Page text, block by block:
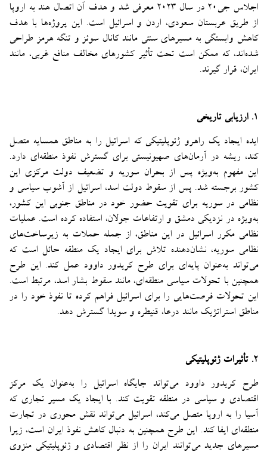
اجلاس جی۲۰ در سال ۲۰۲۳ معرفی شد و هدف آن اتصال هند به اروپا
از طریق عربستان سعودی، اردن و اسرائیل است. این پروژه‌ها با هدف
کاهش وابستگی به مسیرهای سنتی مانند کانال سوئز و تنگه هرمز طراحی
شده‌اند، که ممکن است تحت تأثیر کشورهای مخالف منافع غربی، مانند
ایران، قرار گیرند.
۱. ارزیابی تاریخی
ایده ایجاد یک راهرو ژئوپلیتیکی که اسرائیل را به مناطق همسایه متصل
کند، ریشه در آرمان‌های صهیونیستی برای گسترش نفوذ منطقه‌ای دارد.
این مفهوم به‌ویژه پس از بحران سوریه و تضعیف دولت مرکزی این
کشور برجسته شد. پس از سقوط دولت اسد، اسرائیل از آشوب سیاسی و
نظامی در سوریه برای تقویت حضور خود در مناطق جنوبی این کشور،
به‌ویژه در نزدیکی دمشق و ارتفاعات جولان، استفاده کرده است. عملیات
نظامی مکرر اسرائیل در این مناطق، از جمله حملات به زیرساخت‌های
نظامی سوریه، نشان‌دهنده تلاش برای ایجاد یک منطقه حائل است که
می‌تواند به‌عنوان پایه‌ای برای طرح کریدور داوود عمل کند. این طرح
همچنین با تحولات سیاسی منطقه‌ای، مانند سقوط بشار اسد، مرتبط است.
این تحولات فرصت‌هایی را برای اسرائیل فراهم کرده تا نفوذ خود را در
مناطق استراتژیک مانند درعا، قنیطره و سویدا گسترش دهد.
۲. تأثیرات ژئوپلیتیکی
طرح کریدور داوود می‌تواند جایگاه اسرائیل را به‌عنوان یک مرکز
اقتصادی و سیاسی در منطقه تقویت کند. با ایجاد یک مسیر تجاری که
آسیا را به اروپا متصل می‌کند، اسرائیل می‌تواند نقش محوری در تجارت
منطقه‌ای ایفا کند. این طرح همچنین به دنبال کاهش نفوذ ایران است، زیرا
مسیرهای جدید می‌توانند ایران را از نظر اقتصادی و ژئوپلیتیکی منزوی